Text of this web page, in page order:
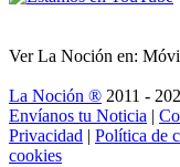
Ver La Noción en:
La Noción ® 2011 -
Envíanos tu Noticia |
Privacidad | Política de
cookies